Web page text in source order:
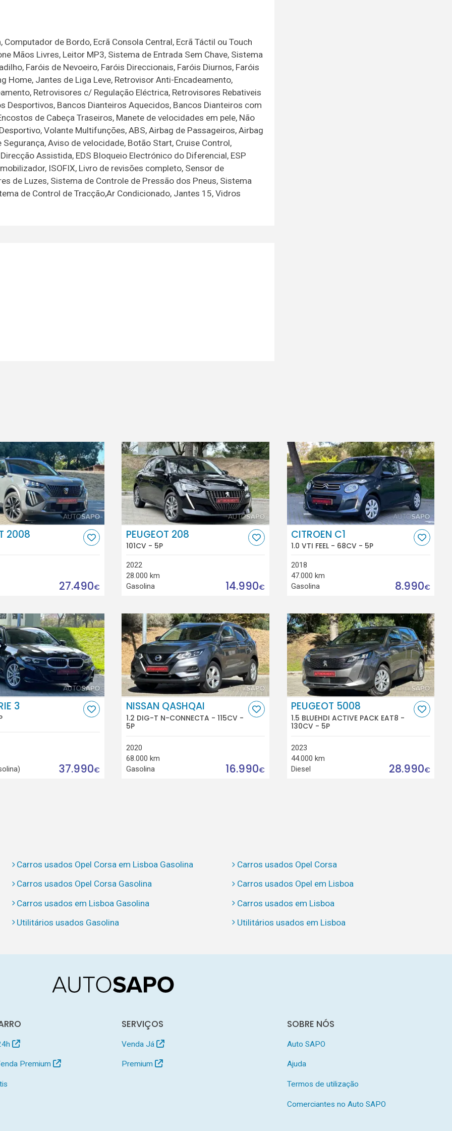
de Bordo, Ecrã Consola Central, Ecrã Táctil ou Touch
Mãos Livres, Leitor MP3, Sistema de Entrada Sem Chave, Sistema
Faróis de Nevoeiro, Faróis Direccionais, Faróis Diurnos, Faróis
Home, Jantes de Liga Leve, Retrovisor Anti-Encadeamento,
Retrovisores c/ Regulação Eléctrica, Retrovisores Rebativeis
Desportivos, Bancos Dianteiros Aquecidos, Bancos Dianteiros com
de Cabeça Traseiros, Manete de velocidades em pele, Não
Volante Multifunções, ABS, Airbag de Passageiros, Airbag
Aviso de velocidade, Botão Start, Cruise Control,
Assistida, EDS Bloqueio Electrónico do Diferencial, ESP
ISOFIX, Livro de revisões completo, Sensor de
de Luzes, Sistema de Controle de Pressão dos Pneus, Sistema
de Control de Tracção,Ar Condicionado, Jantes 15, Vidros
2008
27.490€
PEUGEOT 208
101CV - 5P
2022
28.000 km
Gasolina
14.990€
CITROEN C1
1.0 VTI FEEL - 68CV - 5P
2018
47.000 km
Gasolina
8.990€
3
37.990€
NISSAN QASHQAI
1.2 DIG-T N-CONNECTA - 115CV -
5P
2020
68.000 km
Gasolina
16.990€
PEUGEOT 5008
1.5 BLUEHDI ACTIVE PACK EAT8 -
130CV - 5P
2023
44.000 km
Diesel
28.990€
Carros usados Opel Corsa em Lisboa Gasolina
Carros usados Opel Corsa
Carros usados Opel Corsa Gasolina
Carros usados Opel em Lisboa
Carros usados em Lisboa Gasolina
Carros usados em Lisboa
Utilitários usados Gasolina
Utilitários usados em Lisboa
Premium
SERVIÇOS
Venda Já
Premium
SOBRE NÓS
Auto SAPO
Ajuda
Termos de utilização
Comerciantes no Auto SAPO